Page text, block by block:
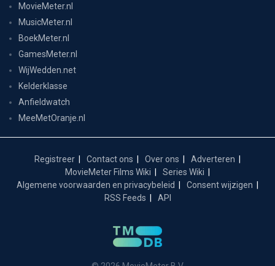
MovieMeter.nl
MusicMeter.nl
BoekMeter.nl
GamesMeter.nl
WijWedden.net
Kelderklasse
Anfieldwatch
MeeMetOranje.nl
Registreer Contact ons Over ons
Adverteren
MovieMeter Films Wiki
Series Wiki
Algemene voorwaarden en privacybeleid
Consent wijzigen
RSS Feeds
API